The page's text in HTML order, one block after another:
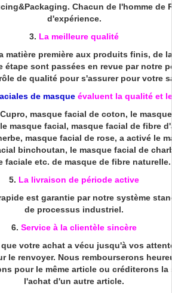
Chacun de l'homme de
d'expérience.
3. La meilleure qualité
matière première aux produits finis, de
étape sont passées en revue par notre
de qualité pour s'assurer pour votre
de masque évaluent la qualité et
masque facial de coton, le
masque facial, masque facial de fibre
masque facial de rose, a activé le
binchoutan, le masque facial de
faciale etc. de masque de fibre naturelle.
5. La livraison de période active
est garantie par notre système
de processus industriel.
6. Service à la clientèle sincère
votre achat a vécu jusqu'à vos
le renvoyer. Nous rembourserons
pour le même article ou créditerons la
l'achat d'un autre article.